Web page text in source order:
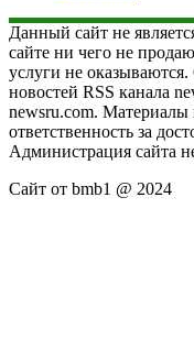
Данный сайт не
сайте ни чего не
услуги не оказываются.
новостей RSS канала
newsru.com. Материалы
ответственность за
Администрация сайта
Сайт от bmb1 @ 2024